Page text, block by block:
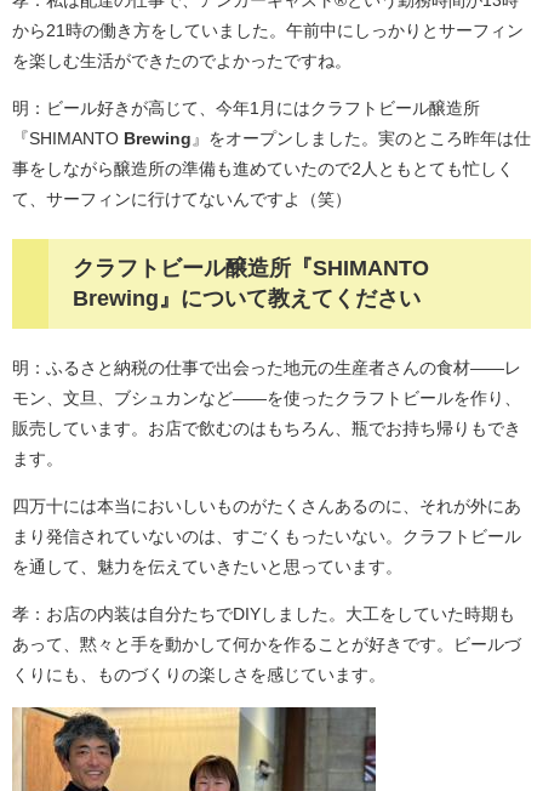
から21時の働き方をしていました。午前中にしっかりとサーフィン
を楽しむ生活ができたのでよかったですね。
明：ビール好きが高じて、今年1月にはクラフトビール醸造所
『SHIMANTO Brewing 』をオープンしました。実のところ昨年は仕
事をしながら醸造所の準備も進めていたので2人ともとても忙しく
て、サーフィンに行けてないんですよ（笑）
クラフトビール醸造所『SHIMANTO
Brewing』について教えてください
明：ふるさと納税の仕事で出会った地元の生産者さんの食材——レ
モン、文旦、ブシュカンなど——を使ったクラフトビールを作り、
販売しています。お店で飲むのはもちろん、瓶でお持ち帰りもでき
ます。
四万十には本当においしいものがたくさんあるのに、それが外にあ
まり発信されていないのは、すごくもったいない。クラフトビール
を通して、魅力を伝えていきたいと思っています。
孝：お店の内装は自分たちでDIYしました。大工をしていた時期も
あって、黙々と手を動かして何かを作ることが好きです。ビールづ
くりにも、ものづくりの楽しさを感じています。​